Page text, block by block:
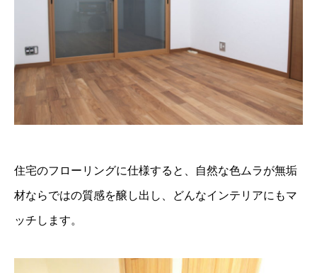
住宅のフローリングに仕様すると、自然な色ムラが無垢
材ならではの質感を醸し出し、どんなインテリアにもマ
ッチします。